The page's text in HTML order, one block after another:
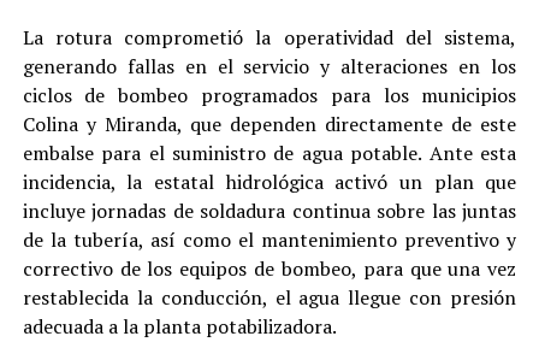
La rotura comprometió la operatividad del sistema,
generando fallas en el servicio y alteraciones en los
ciclos de bombeo programados para los municipios
Colina y Miranda, que dependen directamente de este
embalse para el suministro de agua potable. Ante esta
incidencia, la estatal hidrológica activó un plan que
incluye jornadas de soldadura continua sobre las juntas
de la tubería, así como el mantenimiento preventivo y
correctivo de los equipos de bombeo, para que una vez
restablecida la conducción, el agua llegue con presión
adecuada a la planta potabilizadora.